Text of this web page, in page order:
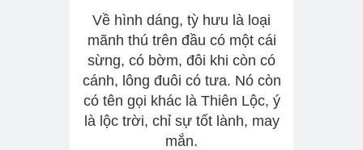
Về hình dáng, tỳ hưu là loại
mãnh thú trên đầu có một cái
sừng, có bờm, đôi khi còn có
cánh, lông đuôi có tưa. Nó còn
có tên gọi khác là Thiên Lộc, ý
là lộc trời, chỉ sự tốt lành, may
mắn.